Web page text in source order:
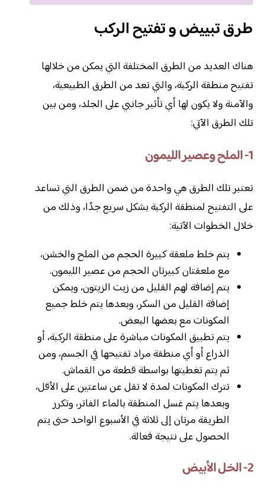
طرق تبييض و تفتيح الركب
هناك العديد من الطرق المختلفة التي يمكن من خلالها
تفتيح منطقة الركبة، والتي تعد من الطرق الطبيعية،
والآمنة ولا يكون لها أي تأثير جانبي على الجلد، ومن بين
تلك الطرق الآتي:
1- الملح وعصير الليمون
تعتبر تلك الطرق هي واحدة من ضمن الطرق التي تساعد
على التفتيح لمنطقة الركبة بشكل سريع جدًا، وذلك من
خلال الخطوات الآتية:
يتم خلط ملعقة كبيرة الحجم من الملح والخشن،
مع ملعقتان كبيرتان الحجم من عصير الليمون.
يتم إضافة لهم القليل من زيت الزيتون، ويمكن
إضافة القليل من السكر، وبعدها يتم خلط جميع
المكونات مع بعضها البعض.
يتم تطبيق المكونات مباشرة على منطقة الركبة، أو
الذراع أو أي منطقة مراد تفتيحها في الجسم، ومن
ثم يتم تغطيتها بواسطة قطعة من القماش.
تترك المكونات لمدة لا تقل عن ساعتين على الأقل،
وبعدها يتم غسل المنطقة بالماء الفاتر، وتكرر
الطريقة مرتان إلى ثلاثة في الأسبوع الواحد حتى يتم
الحصول على نتيجة فعالة.
2- الخل الأبيض